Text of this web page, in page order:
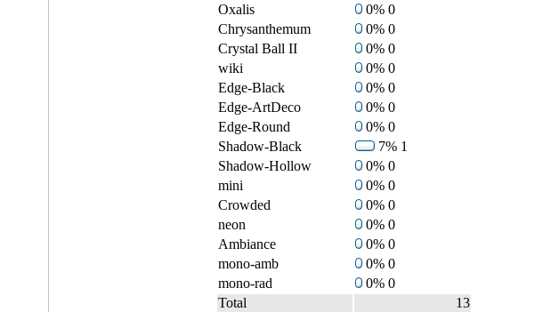
Oxalis
0% 0
Chrysanthemum
0% 0
Crystal Ball II
0% 0
wiki
0% 0
Edge-Black
0% 0
Edge-ArtDeco
0% 0
Edge-Round
0% 0
Shadow-Black
7% 1
Shadow-Hollow
0% 0
mini
0% 0
Crowded
0% 0
neon
0% 0
Ambiance
0% 0
mono-amb
0% 0
mono-rad
0% 0
Total
13